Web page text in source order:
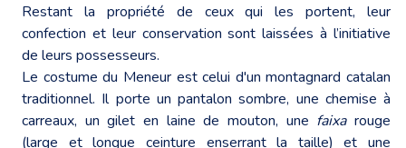
Restant la propriété de ceux qui les portent, leur
confection et leur conservation sont laissées à l’initiative
de leurs possesseurs.
Le costume du Meneur est celui d'un montagnard catalan
traditionnel. Il porte un pantalon sombre, une chemise à
carreaux, un gilet en laine de mouton, une faixarouge
(large et longue ceinture enserrant la taille) et une